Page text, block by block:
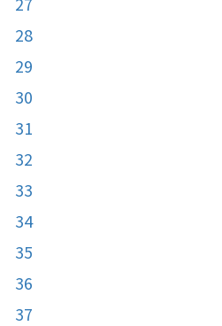
28
29
30
31
32
33
34
35
36
37